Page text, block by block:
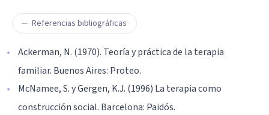
Referencias bibliográficas
Ackerman, N. (1970). Teoría y práctica de la terapia
familiar. Buenos Aires: Proteo.
McNamee, S. y Gergen, K.J. (1996) La terapia como
construcción social. Barcelona: Paidós.